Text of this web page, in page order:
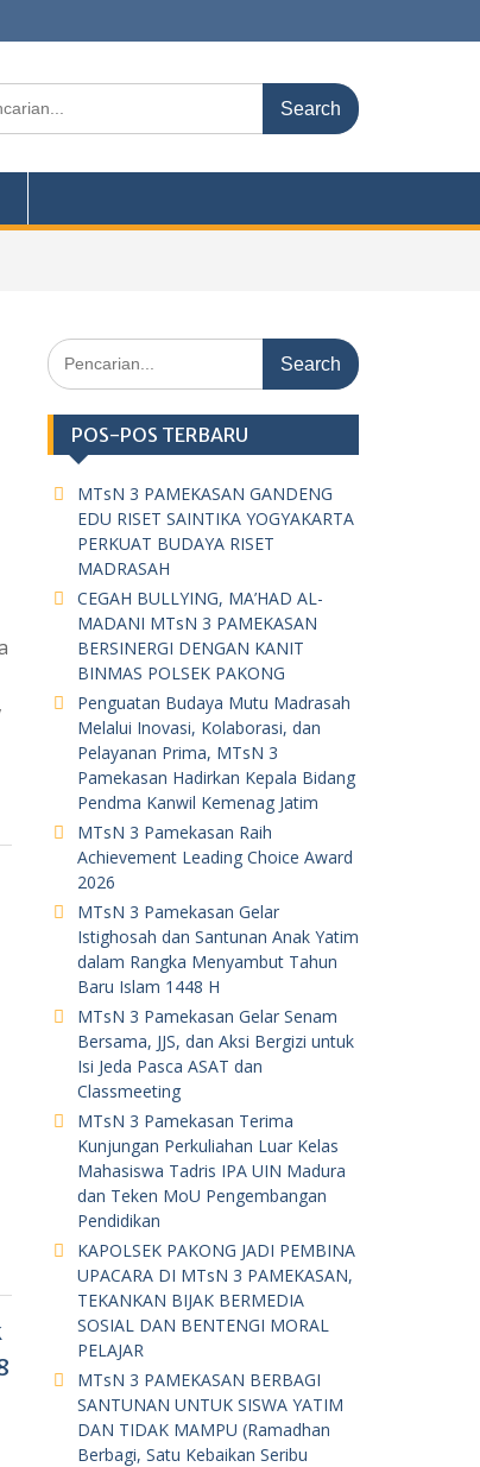
Search
for:
POS-POS TERBARU
MTsN 3 PAMEKASAN GANDENG
EDU RISET SAINTIKA YOGYAKARTA
PERKUAT BUDAYA RISET
MADRASAH
CEGAH BULLYING, MA’HAD AL-
MADANI MTsN 3 PAMEKASAN
BERSINERGI DENGAN KANIT
BINMAS POLSEK PAKONG
Penguatan Budaya Mutu Madrasah
Melalui Inovasi, Kolaborasi, dan
Pelayanan Prima, MTsN 3
Pamekasan Hadirkan Kepala Bidang
Pendma Kanwil Kemenag Jatim
MTsN 3 Pamekasan Raih
Achievement Leading Choice Award
2026
MTsN 3 Pamekasan Gelar
Istighosah dan Santunan Anak Yatim
dalam Rangka Menyambut Tahun
Baru Islam 1448 H
MTsN 3 Pamekasan Gelar Senam
Bersama, JJS, dan Aksi Bergizi untuk
Isi Jeda Pasca ASAT dan
Classmeeting
MTsN 3 Pamekasan Terima
Kunjungan Perkuliahan Luar Kelas
Mahasiswa Tadris IPA UIN Madura
dan Teken MoU Pengembangan
Pendidikan
KAPOLSEK PAKONG JADI PEMBINA
UPACARA DI MTsN 3 PAMEKASAN,
TEKANKAN BIJAK BERMEDIA
SOSIAL DAN BENTENGI MORAL
PELAJAR
MTsN 3 PAMEKASAN BERBAGI
SANTUNAN UNTUK SISWA YATIM
DAN TIDAK MAMPU (Ramadhan
Berbagi, Satu Kebaikan Seribu